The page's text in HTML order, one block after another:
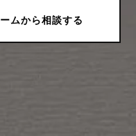
ムから相談する